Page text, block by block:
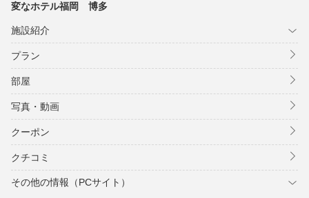
変なホテル福岡 博多
施設紹介
プラン
部屋
写真・動画
クーポン
クチコミ
その他の情報（PCサイト）